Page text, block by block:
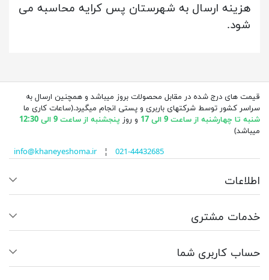
هزینه ارسال به شهرستان پس کرایه محاسبه می
شود.
قیمت های درج شده در مقابل محصولات بروز میباشد و همچنین ارسال به
سراسر کشور توسط شرکتهای باربری و پستی انجام میگیرد.(ساعات کاری ما
شنبه تا چهارشنبه از ساعت 9 الی 17
و روز پنجشنبه از ساعت 9 الی 12:30
میباشد)
info@khaneyeshoma.ir¦ 021-44432685
اطلاعات
خدمات مشتری
حساب کاربری شما